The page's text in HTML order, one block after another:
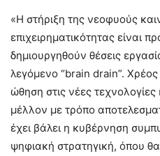
«Η στήριξη της νεοφυούς
επιχειρηματικότητας είναι
δημιουργηθούν θέσεις
λεγόμενο “brain drain”.
ώθηση στις νέες
μέλλον με τρόπο
έχει βάλει η κυβέρνηση
ψηφιακή στρατηγική, όπου